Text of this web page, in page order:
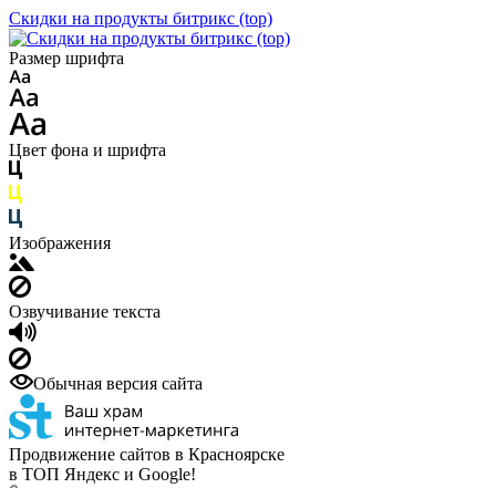
Скидки на продукты битрикс (top)
Размер шрифта
Цвет фона и шрифта
Изображения
Озвучивание текста
Обычная версия сайта
Продвижение сайтов в Красноярске
в ТОП Яндекс и Google!